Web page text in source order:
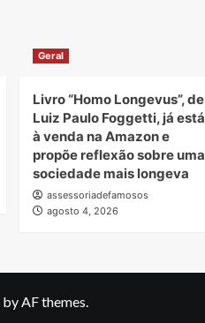
Geral
Livro “Homo Longevus”, de
Luiz Paulo Foggetti, já está
à venda na Amazon e
propõe reflexão sobre uma
sociedade mais longeva
assessoriadefamosos
agosto 4, 2026
by AF themes.